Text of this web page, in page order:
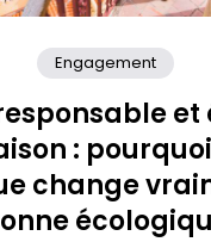
Engagement
et
:
change